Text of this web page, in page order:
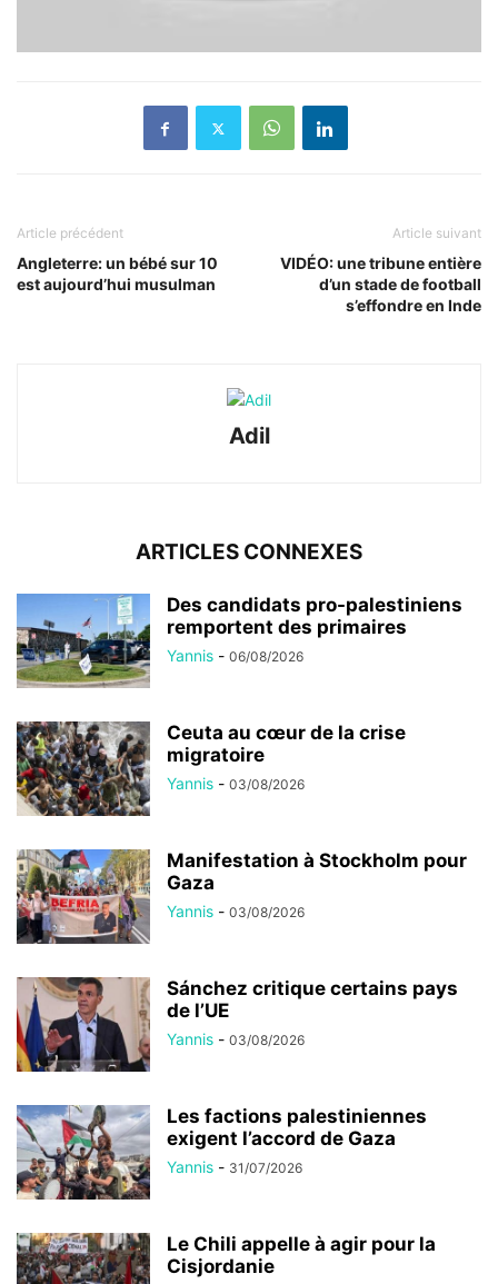
Article précédent
Angleterre: un bébé sur 10
est aujourd’hui musulman
Article suivant
VIDÉO: une tribune entière
d’un stade de football
s’effondre en Inde
Adil
ARTICLES CONNEXES
Des candidats pro-palestiniens
remportent des primaires
Yannis - 06/08/2026
Ceuta au cœur de la crise
migratoire
Yannis - 03/08/2026
Manifestation à Stockholm pour
Gaza
Yannis - 03/08/2026
Sánchez critique certains pays
de l’UE
Yannis - 03/08/2026
Les factions palestiniennes
exigent l’accord de Gaza
Yannis - 31/07/2026
Le Chili appelle à agir pour la
Cisjordanie